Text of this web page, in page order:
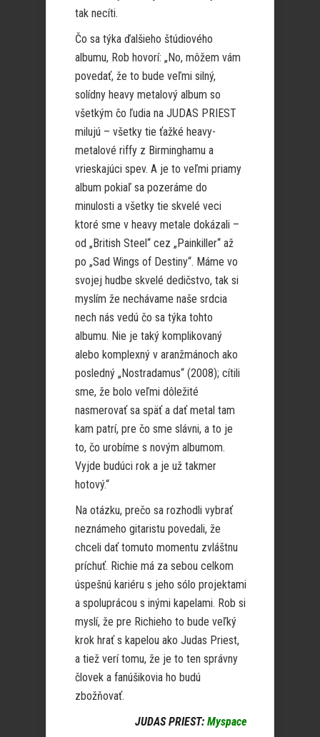
tak necíti.
Čo sa týka ďalšieho štúdiového
albumu, Rob hovorí: „No, môžem vám
povedať, že to bude veľmi silný,
solídny heavy metalový album so
všetkým čo ľudia na JUDAS PRIEST
milujú – všetky tie ťažké heavy-
metalové riffy z Birminghamu a
vrieskajúci spev. A je to veľmi priamy
album pokiaľ sa pozeráme do
minulosti a všetky tie skvelé veci
ktoré sme v heavy metale dokázali –
od „British Steel“ cez „Painkiller“ až
po „Sad Wings of Destiny“. Máme vo
svojej hudbe skvelé dedičstvo, tak si
myslím že nechávame naše srdcia
nech nás vedú čo sa týka tohto
albumu. Nie je taký komplikovaný
alebo komplexný v aranžmánoch ako
posledný „Nostradamus“ (2008); cítili
sme, že bolo veľmi dôležité
nasmerovať sa späť a dať metal tam
kam patrí, pre čo sme slávni, a to je
to, čo urobíme s novým albumom.
Vyjde budúci rok a je už takmer
hotový.“
Na otázku, prečo sa rozhodli vybrať
neznámeho gitaristu povedali, že
chceli dať tomuto momentu zvláštnu
príchuť. Richie má za sebou celkom
úspešnú kariéru s jeho sólo projektami
a spoluprácou s inými kapelami. Rob si
myslí, že pre Richieho to bude veľký
krok hrať s kapelou ako Judas Priest,
a tiež verí tomu, že je to ten správny
človek a fanúšikovia ho budú
zbožňovať.
JUDAS PRIEST: Myspace